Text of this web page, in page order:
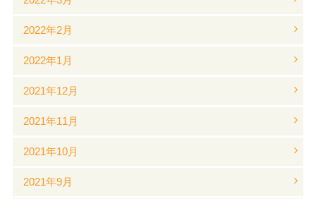
2022年2月
2022年1月
2021年12月
2021年11月
2021年10月
2021年9月